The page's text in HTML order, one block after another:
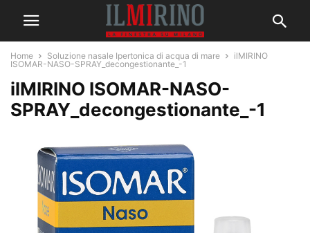
Home Soluzione nasale Ipertonica di acqua di mare
ilMIRINO
ISOMAR-NASO-SPRAY_decongestionante_-1
ilMIRINO ISOMAR-NASO-
SPRAY_decongestionante_-1